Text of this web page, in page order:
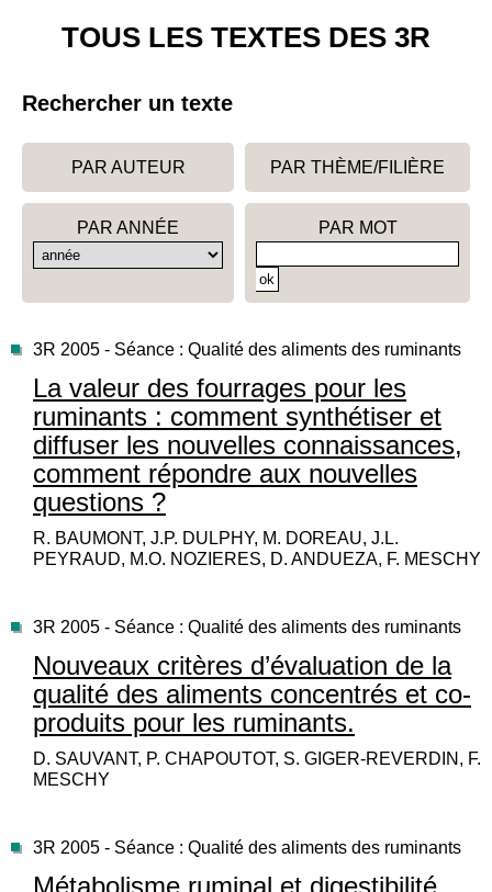
TOUS LES TEXTES DES 3R
Rechercher un texte
PAR AUTEUR PAR THÈME/FILIÈRE
PAR ANNÉE PAR MOT
3R 2005 - Séance : Qualité des aliments des ruminants
La valeur des fourrages pour les
ruminants : comment synthétiser et
diffuser les nouvelles connaissances,
comment répondre aux nouvelles
questions ?
R. BAUMONT, J.P. DULPHY, M. DOREAU, J.L.
PEYRAUD, M.O. NOZIERES, D. ANDUEZA, F. MESCHY
3R 2005 - Séance : Qualité des aliments des ruminants
Nouveaux critères d’évaluation de la
qualité des aliments concentrés et co-
produits pour les ruminants.
D. SAUVANT, P. CHAPOUTOT, S. GIGER-REVERDIN, F.
MESCHY
3R 2005 - Séance : Qualité des aliments des ruminants